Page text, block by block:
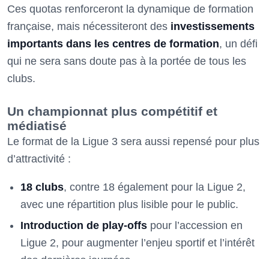
Ces quotas renforceront la dynamique de formation
française, mais nécessiteront des investissements
importants dans les centres de formation, un défi
qui ne sera sans doute pas à la portée de tous les
clubs.
Un championnat plus compétitif et
médiatisé
Le format de la Ligue 3 sera aussi repensé pour plus
d’attractivité :
18 clubs, contre 18 également pour la Ligue 2,
avec une répartition plus lisible pour le public.
Introduction de play-offs pour l’accession en
Ligue 2, pour augmenter l’enjeu sportif et l’intérêt